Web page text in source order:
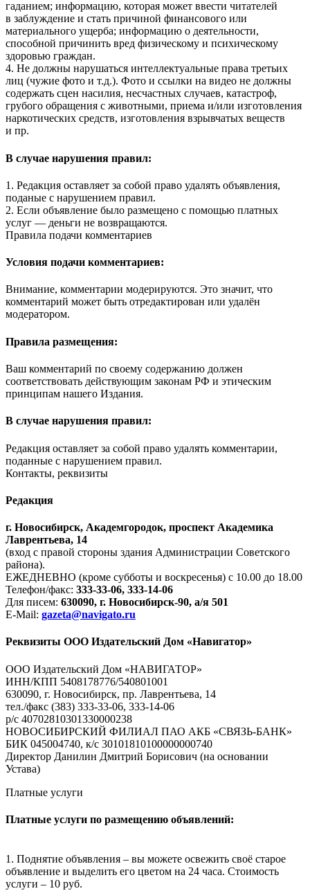
гаданием; информацию, которая может ввести читателей
в заблуждение и стать причиной финансового или
материального ущерба; информацию о деятельности,
способной причинить вред физическому и психическому
здоровью граждан.
4. Не должны нарушаться интеллектуальные права третьих
лиц (чужие фото и т.д.). Фото и ссылки на видео не должны
содержать сцен насилия, несчастных случаев, катастроф,
грубого обращения с животными, приема и/или изготовления
наркотических средств, изготовления взрывчатых веществ
и пр.
В случае нарушения правил:
1. Редакция оставляет за собой право удалять объявления,
поданые с нарушением правил.
2. Если объявление было размещено с помощью платных
услуг — деньги не возвращаются.
Правила подачи комментариев
Условия подачи комментариев:
Внимание, комментарии модерируются. Это значит, что
комментарий может быть отредактирован или удалён
модератором.
Правила размещения:
Ваш комментарий по своему содержанию должен
соответствовать действующим законам РФ и этическим
принципам нашего Издания.
В случае нарушения правил:
Редакция оставляет за собой право удалять комментарии,
поданные с нарушением правил.
Контакты, реквизиты
Редакция
г. Новосибирск, Академгородок, проспект Академика
Лаврентьева, 14
(вход с правой стороны здания Администрации Советского
района).
ЕЖЕДНЕВНО (кроме субботы и воскресенья) с 10.00 до 18.00
Телефон/факс: 333-33-06, 333-14-06
Для писем: 630090, г. Новосибирск-90, а/я 501
E-Mail: gazeta@navigato.ru
Реквизиты ООО Издательский Дом «Навигатор»
ООО Издательский Дом «НАВИГАТОР»
ИНН/КПП 5408178776/540801001
630090, г. Новосибирск, пр. Лаврентьева, 14
тел./факс (383) 333-33-06, 333-14-06
р/с 40702810301330000238
НОВОСИБИРСКИЙ ФИЛИАЛ ПАО АКБ «СВЯЗЬ-БАНК»
БИК 045004740, к/с 30101810100000000740
Директор Данилин Дмитрий Борисович (на основании
Устава)
Платные услуги
Платные услуги по размещению объявлений:
1. Поднятие объявления – вы можете освежить своё старое
объявление и выделить его цветом на 24 часа. Стоимость
услуги – 10 руб.